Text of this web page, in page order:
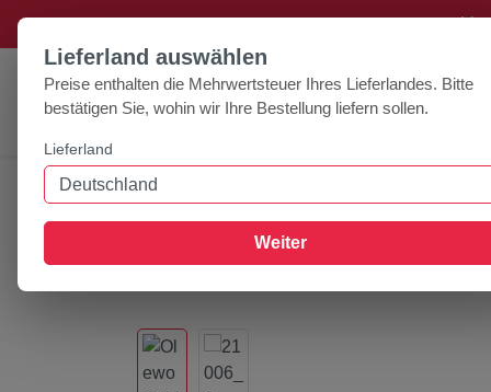
Hauptinhalt springen
Zur Suche springen +++
Home Nahrungsergänzung Olewo
Olewo Rüblies 100g
Bildergalerie überspringen
Lieferland auswählen
Preise enthalten die Mehrwertsteuer Ihres Lieferlandes. Bitte
bestätigen Sie, wohin wir Ihre Bestellung liefern sollen.
Lieferland
Weiter